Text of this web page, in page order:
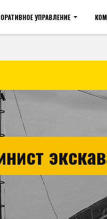
Для слабовидящих
УПРАВЛЕНИЕ